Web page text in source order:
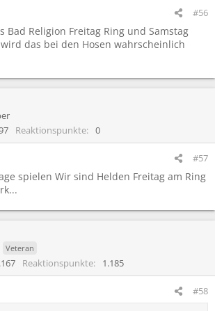
#56
Bad Religion Freitag Ring und Samstag
das bei den Hosen wahrscheinlich
Reaktionspunkte 0
#57
spielen Wir sind Helden Freitag am Ring
Veteran
Reaktionspunkte 1.185
#58